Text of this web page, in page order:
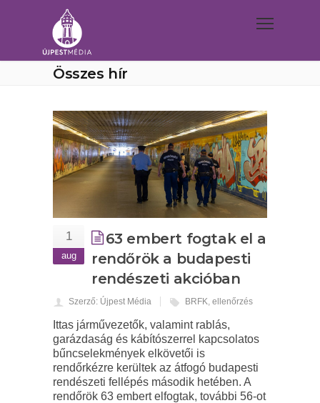
Összes hír
1
aug
63 embert fogtak el a
rendőrök a budapesti
rendészeti akcióban
Szerző: Újpest Média BRFK, ellenőrzés
Ittas járművezetők, valamint rablás,
garázdaság és kábítószerrel kapcsolatos
bűncselekmények elkövetői is
rendőrkézre kerültek az átfogó budapesti
rendészeti fellépés második hetében. A
rendőrök 63 embert elfogtak, további 56-ot